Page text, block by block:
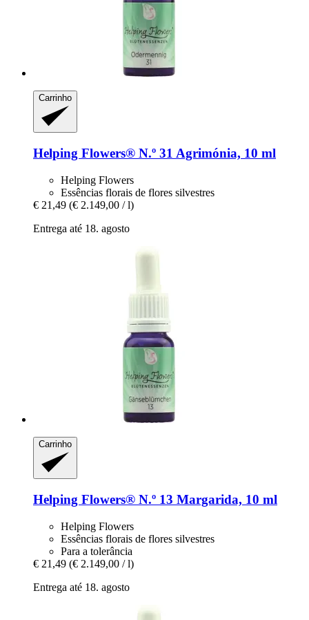
Carrinho
Helping Flowers® N.º 31 Agrimónia, 10 ml
Helping Flowers
Essências florais de flores silvestres
€ 21,49 (€ 2.149,00 / l)
Entrega até 18. agosto
Carrinho
Helping Flowers® N.º 13 Margarida, 10 ml
Helping Flowers
Essências florais de flores silvestres
Para a tolerância
€ 21,49 (€ 2.149,00 / l)
Entrega até 18. agosto